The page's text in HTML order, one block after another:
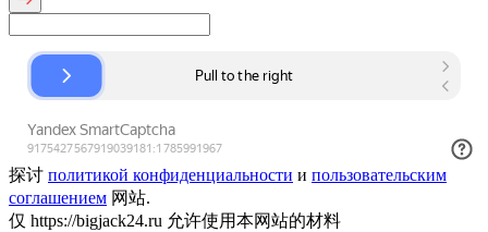
探讨 политикой конфиденциальности и пользовательским
соглашением 网站.
仅 https://bigjack24.ru 允许使用本网站的材料